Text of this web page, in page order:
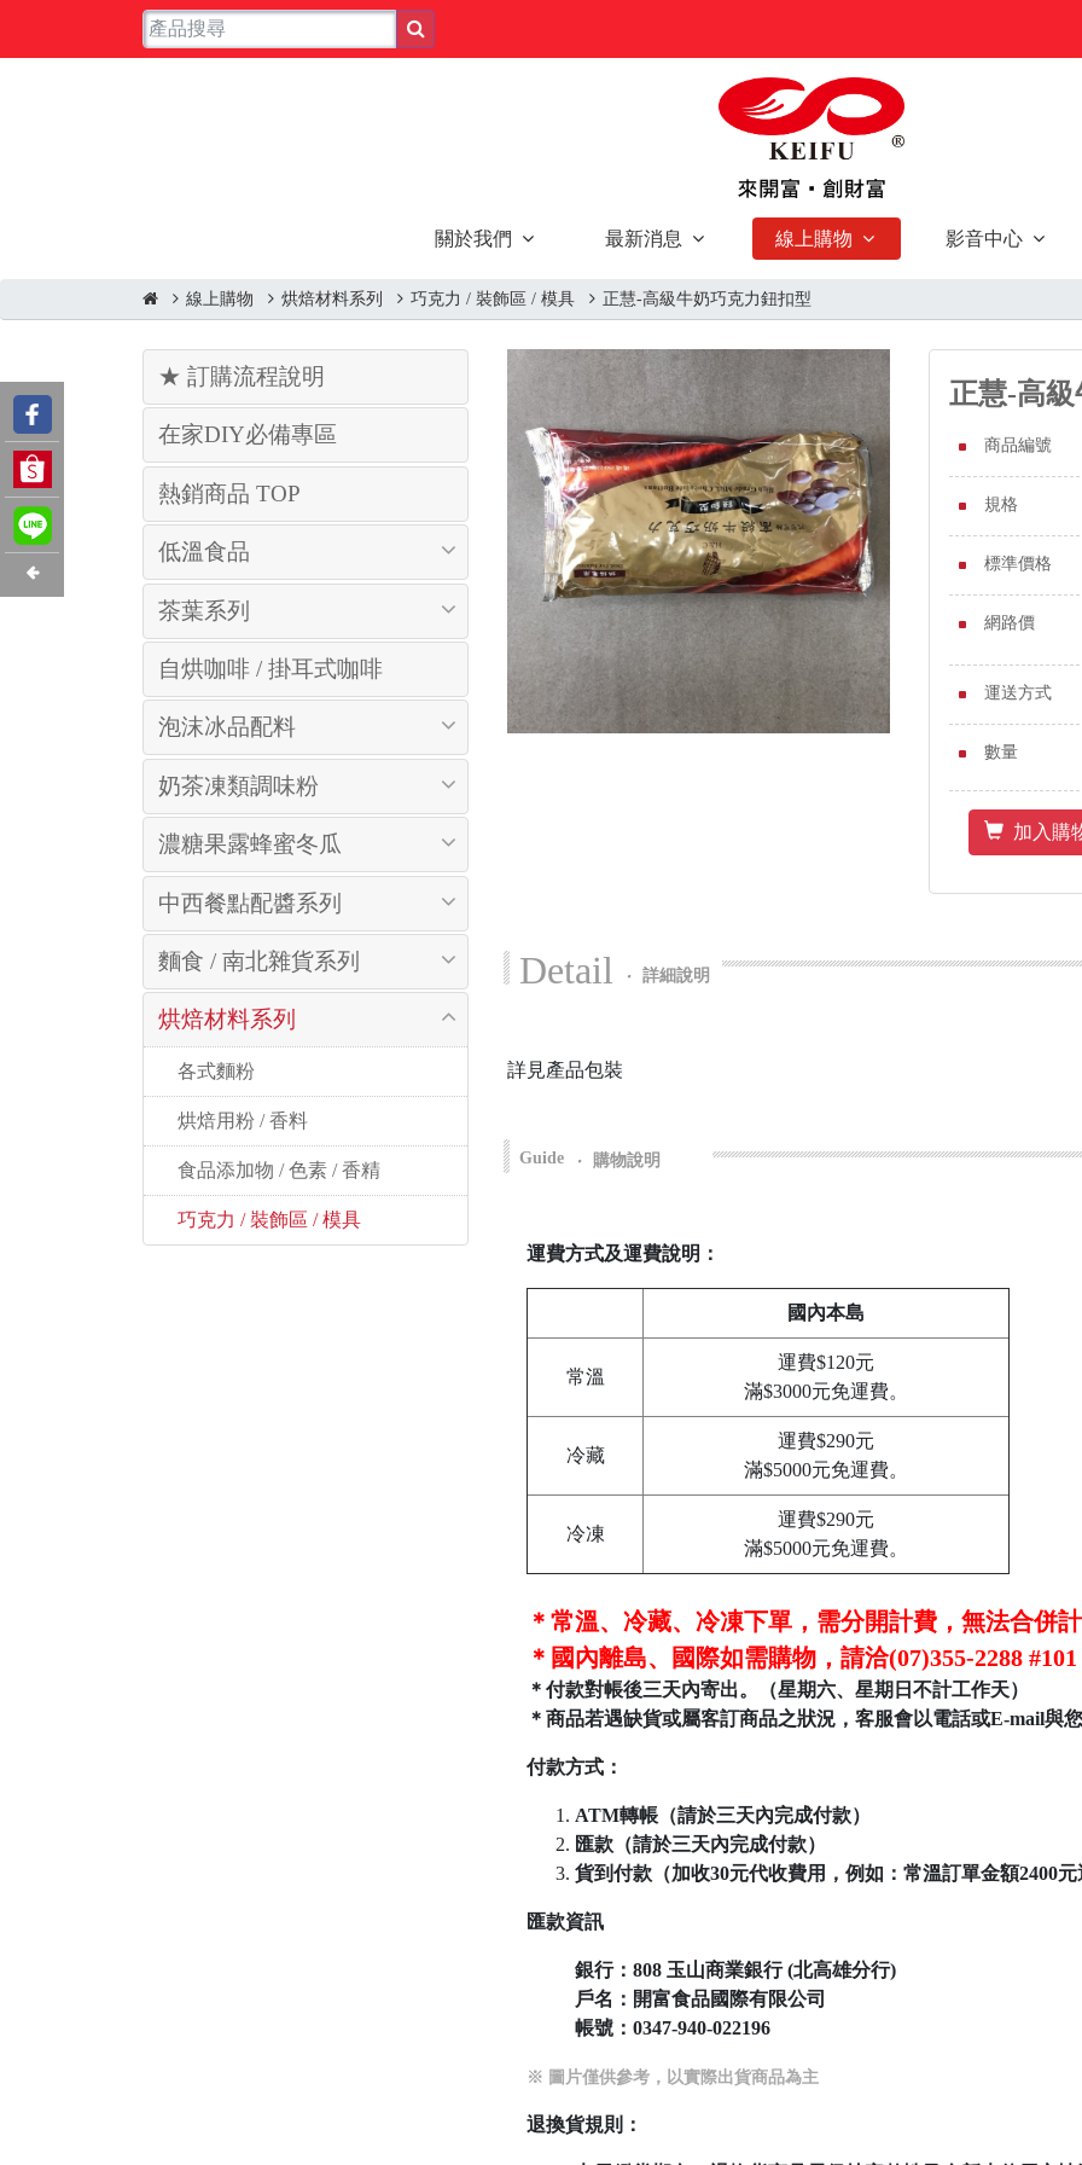
關於我們 最新消息 線上購物 影音中心
線上購物 烘焙材料系列 巧克力 / 裝飾區 / 模具 正慧-高級牛奶巧克力鈕扣型
★ 訂購流程說明
在家DIY必備專區
熱銷商品 TOP
低溫食品
茶葉系列
自烘咖啡 / 掛耳式咖啡
泡沫冰品配料
奶茶凍類調味粉
濃糖果露蜂蜜冬瓜
中西餐點配醬系列
麵食 / 南北雜貨系列
烘焙材料系列
各式麵粉
烘焙用粉 / 香料
食品添加物 / 色素 / 香精
巧克力 / 裝飾區 / 模具
正慧-高
商品編號
規格
標準價格
網路價
運送方式
數量
加入購
Detail ‧ 詳細說明
詳見產品包裝
Guide ‧ 購物說明
運費方式及運費說明：
國內本島
常溫
運費$120元
滿$3000元免運費。
冷藏
運費$290元
滿$5000元免運費。
冷凍
運費$290元
滿$5000元免運費。
＊常溫、冷藏、冷凍下單，需分開計費，無法合併
＊國內離島、國際如需購物，請洽(07)355-2288
＊付款對帳後三天內寄出。（星期六、星期日不計工作天）
＊商品若遇缺貨或屬客訂商品之狀況，客服會以電話或E-mail與
付款方式：
ATM轉帳（請於三天內完成付款）
匯款（請於三天內完成付款）
貨到付款（加收30元代收費用，例如：常溫訂單金額2400元
匯款資訊
銀行：808 玉山商業銀行 (北高雄分行)
戶名：開富食品國際有限公司
帳號： 0347-940-022196
※ 圖片僅供參考，以實際出貨商品為主
退換貨規則：